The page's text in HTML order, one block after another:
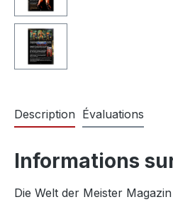
Description Évaluations
Informations
Die Welt der Meister